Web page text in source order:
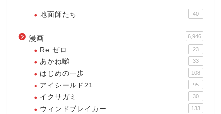
地面師たち 40
漫画 6,946
Re:ゼロ 23
あかね囃 33
はじめの一歩 108
アイシールド21 95
イクサガミ 30
ウィンドブレイカー 133